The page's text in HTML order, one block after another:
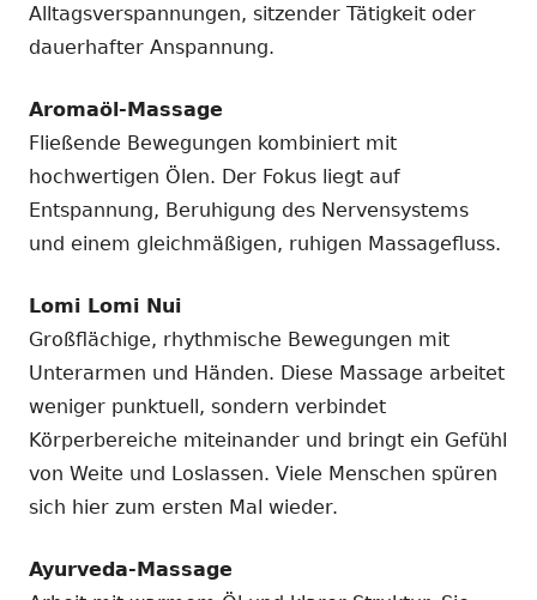
Alltagsverspannungen, sitzender Tätigkeit oder
dauerhafter Anspannung.
Aromaöl-Massage
Fließende Bewegungen kombiniert mit
hochwertigen Ölen. Der Fokus liegt auf
Entspannung, Beruhigung des Nervensystems
und einem gleichmäßigen, ruhigen Massagefluss.
Lomi Lomi Nui
Großflächige, rhythmische Bewegungen mit
Unterarmen und Händen. Diese Massage arbeitet
weniger punktuell, sondern verbindet
Körperbereiche miteinander und bringt ein Gefühl
von Weite und Loslassen. Viele Menschen spüren
sich hier zum ersten Mal wieder.
Ayurveda-Massage